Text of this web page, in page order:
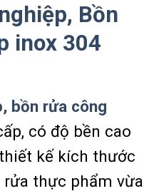
Bồn
inox 304
bồn rửa công
có độ bền cao
kế kích thước
rửa thực phẩm vừa